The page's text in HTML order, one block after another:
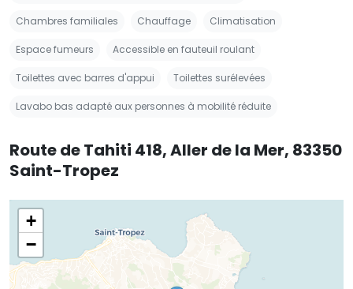
Chambres familiales Chauffage Climatisation
Espace fumeurs Accessible en fauteuil roulant
Toilettes avec barres d'appui Toilettes surélevées
Lavabo bas adapté aux personnes à mobilité réduite
Route de Tahiti 418, Aller de la Mer, 83350
Saint-Tropez
+
−